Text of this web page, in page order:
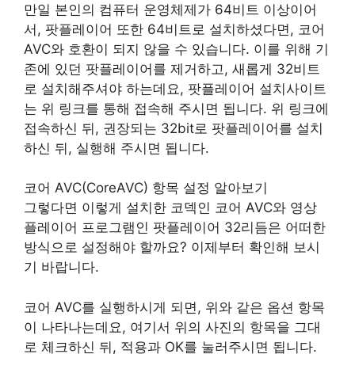
만일 본인의 컴퓨터 운영체제가 64비트 이상이어
서, 팟플레이어 또한 64비트로 설치하셨다면, 코어
AVC와 호환이 되지 않을 수 있습니다. 이를 위해 기
존에 있던 팟플레이어를 제거하고, 새롭게 32비트
로 설치해주셔야 하는데요, 팟플레이어 설치사이트
는 위 링크를 통해 접속해 주시면 됩니다. 위 링크에
접속하신 뒤, 권장되는 32bit로 팟플레이어를 설치
하신 뒤, 실행해 주시면 됩니다.
코어 AVC(CoreAVC) 항목 설정 알아보기
그렇다면 이렇게 설치한 코덱인 코어 AVC와 영상
플레이어 프로그램인 팟플레이어 32리듬은 어떠한
방식으로 설정해야 할까요? 이제부터 확인해 보시
기 바랍니다.
코어 AVC를 실행하시게 되면, 위와 같은 옵션 항목
이 나타나는데요, 여기서 위의 사진의 항목을 그대
로 체크하신 뒤, 적용과 OK를 눌러주시면 됩니다.